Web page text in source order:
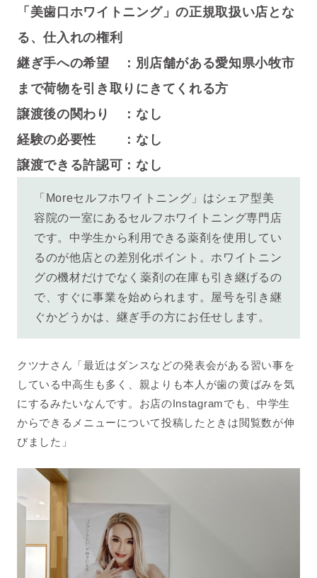
「美歯口ホワイトニング」の正規取扱い店とな
る、仕入れの権利
継ぎ手への希望 ：別店舗がある愛知県小牧市
まで荷物を引き取りにきてくれる方
譲渡後の関わり ：なし
経験の必要性 ：なし
譲渡できる許認可：なし
「Moreセルフホワイトニング」はシェア型美
容院の一室にあるセルフホワイトニング専門店
です。中学生から利用できる薬剤を使用してい
るのが他店との差別化ポイント。 ホワイトニン
グの機材だけでなく薬剤の在庫も引き継げるの
で、すぐに事業を始められます。屋号を引き継
ぐかどうかは、継ぎ手の方にお任せします。
クツナさん「最近はダンスなどの発表会がある習い事を
している中高生も多く、親よりも本人が歯の黄ばみを気
にするみたいなんです。お店のInstagramでも、中学生
からできるメニューについて投稿したときは閲覧数が伸
びました」